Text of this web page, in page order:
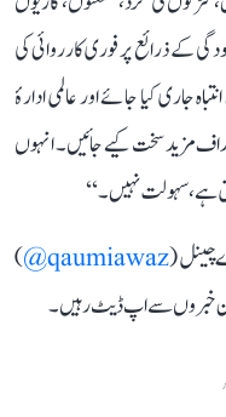
کے ذرائع پر فوری کارروائی کی
جاری کیا جائے اور عالمی ادارۂ
مزید سخت کیے جائیں۔ انہوں
حق ہے، سہولت نہیں۔‘‘
چینل (qaumiawaz@
)
خبروں سے اپ ڈیٹ رہیں۔